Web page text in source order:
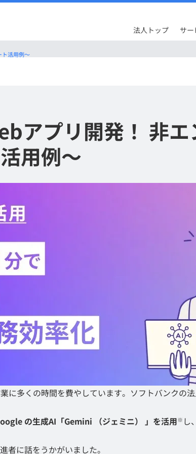
法人トップ サー
ト活用例～
アプリ開発！ 非エ
用例～
に多くの時間を費やしています。ソフトバンクの
の生成AI「Gemini （ジェミニ） 」を活用※ し
者に話をうかがいました。